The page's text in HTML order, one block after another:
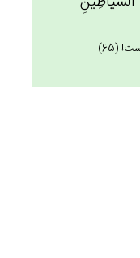
(65)